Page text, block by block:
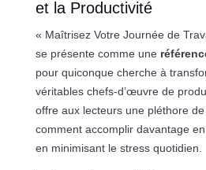
et la Productivité
« Maîtrisez Votre Journée de
se présente comme une
pour quiconque cherche à
véritables chefs-d’œuvre de
offre aux lecteurs une pléthore
comment accomplir davantage
en minimisant le stress quotidien.